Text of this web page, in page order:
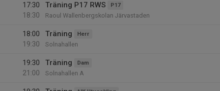
17:30
18:30
Träning P17 RWS P17
Raoul Wallenbergskolan Järvastaden
18:00
19:30
Träning Herr
Solnahallen
19:30
21:00
Träning Dam
Solnahallen A